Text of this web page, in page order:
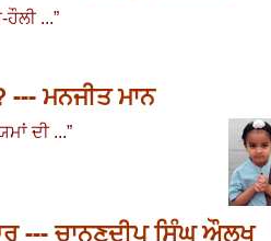
ਹੌਲੀ ...”
ਮਨਜੀਤ ਮਾਨ
ਦੀ ...”
--- ਚਾਨਣਦੀਪ ਸਿੰਘ ਔਲਖ